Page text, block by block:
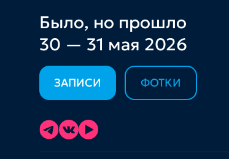
Было, но прошло
30 — 31 мая 2026
ЗАПИСИ ФОТКИ